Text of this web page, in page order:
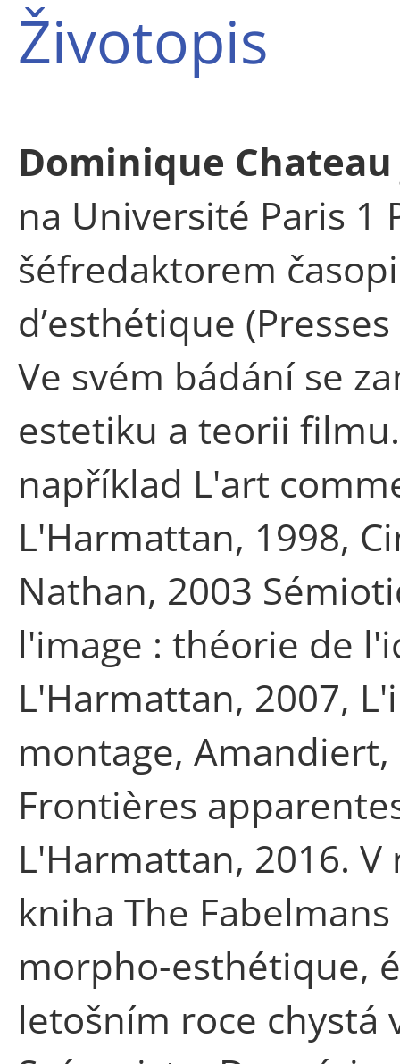
Životopis
Dominique Chateau
na Université Paris 1
šéfredaktorem
d’esthétique
Ve svém bádání se
estetiku a teorii
například L'art
L'Harmattan, 1998,
Nathan, 2003
l'image : théorie de
L'Harmattan, 2007,
montage, Amandiert,
Frontières
L'Harmattan, 2016.
kniha The
morpho-esthétique,
letošním roce chystá